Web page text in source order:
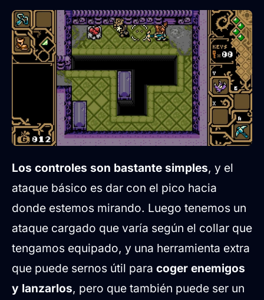
Los controles son bastante simples, y el
ataque básico es dar con el pico hacia
donde estemos mirando. Luego tenemos un
ataque cargado que varía según el collar que
tengamos equipado, y una herramienta extra
que puede sernos útil para coger enemigos
y lanzarlos, pero que también puede ser un